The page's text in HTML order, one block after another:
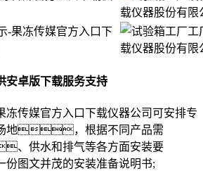
安卓版下载服务支持
冻传媒官方入口下载仪器公司可安排专
场地，根据不同产品需
供水和排气等各方面安装要
图文并茂的安装准备说明书;